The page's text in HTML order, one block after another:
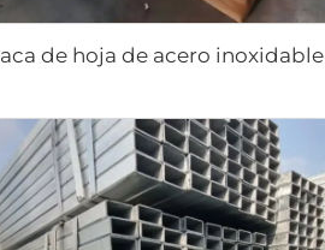
de hoja de acero inoxidable